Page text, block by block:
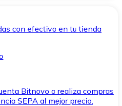
con efectivo en tu tienda
Bitnovo o realiza compras
SEPA al mejor precio.